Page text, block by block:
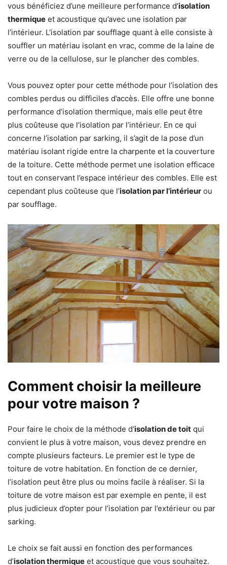
vous bénéficiez d’une meilleure performance d’isolation
thermique et acoustique qu’avec une isolation par
l’intérieur. L’isolation par soufflage quant à elle consiste à
souffler un matériau isolant en vrac, comme de la laine de
verre ou de la cellulose, sur le plancher des combles.
Vous pouvez opter pour cette méthode pour l’isolation des
combles perdus ou difficiles d’accès. Elle offre une bonne
performance d’isolation thermique, mais elle peut être
plus coûteuse que l’isolation par l’intérieur. En ce qui
concerne l’isolation par sarking, il s’agit de la pose d’un
matériau isolant rigide entre la charpente et la couverture
de la toiture. Cette méthode permet une isolation efficace
tout en conservant l’espace intérieur des combles. Elle est
cependant plus coûteuse que l’isolation par l’intérieur ou
par soufflage.
Comment choisir la meilleure
pour votre maison ?
Pour faire le choix de la méthode d’isolation de toit qui
convient le plus à votre maison, vous devez prendre en
compte plusieurs facteurs. Le premier est le type de
toiture de votre habitation. En fonction de ce dernier,
l’isolation peut être plus ou moins facile à réaliser. Si la
toiture de votre maison est par exemple en pente, il est
plus judicieux d’opter pour l’isolation par l’extérieur ou par
sarking.
Le choix se fait aussi en fonction des performances
d’isolation thermique et acoustique que vous souhaitez.